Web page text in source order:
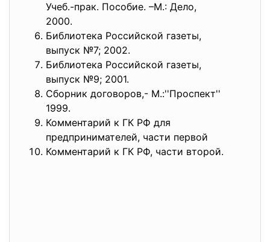
Учеб.-прак. Пособие. –М.: Дело,
2000.
Библиотека Российской газеты,
выпуск №7; 2002.
Библиотека Российской газеты,
выпуск №9; 2001.
Сборник договоров,- М.:''Проспект''
1999.
Комментарий к ГК РФ для
предпринимателей, части первой
Комментарий к ГК РФ, части второй.